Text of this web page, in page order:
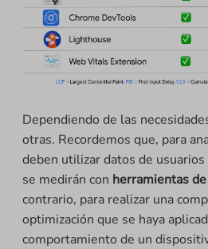
Dependiendo de las
otras. Recordemos que, para
deben utilizar datos de
se medirán con herramientas
contrario, para realizar una
optimización que se haya
comportamiento de un